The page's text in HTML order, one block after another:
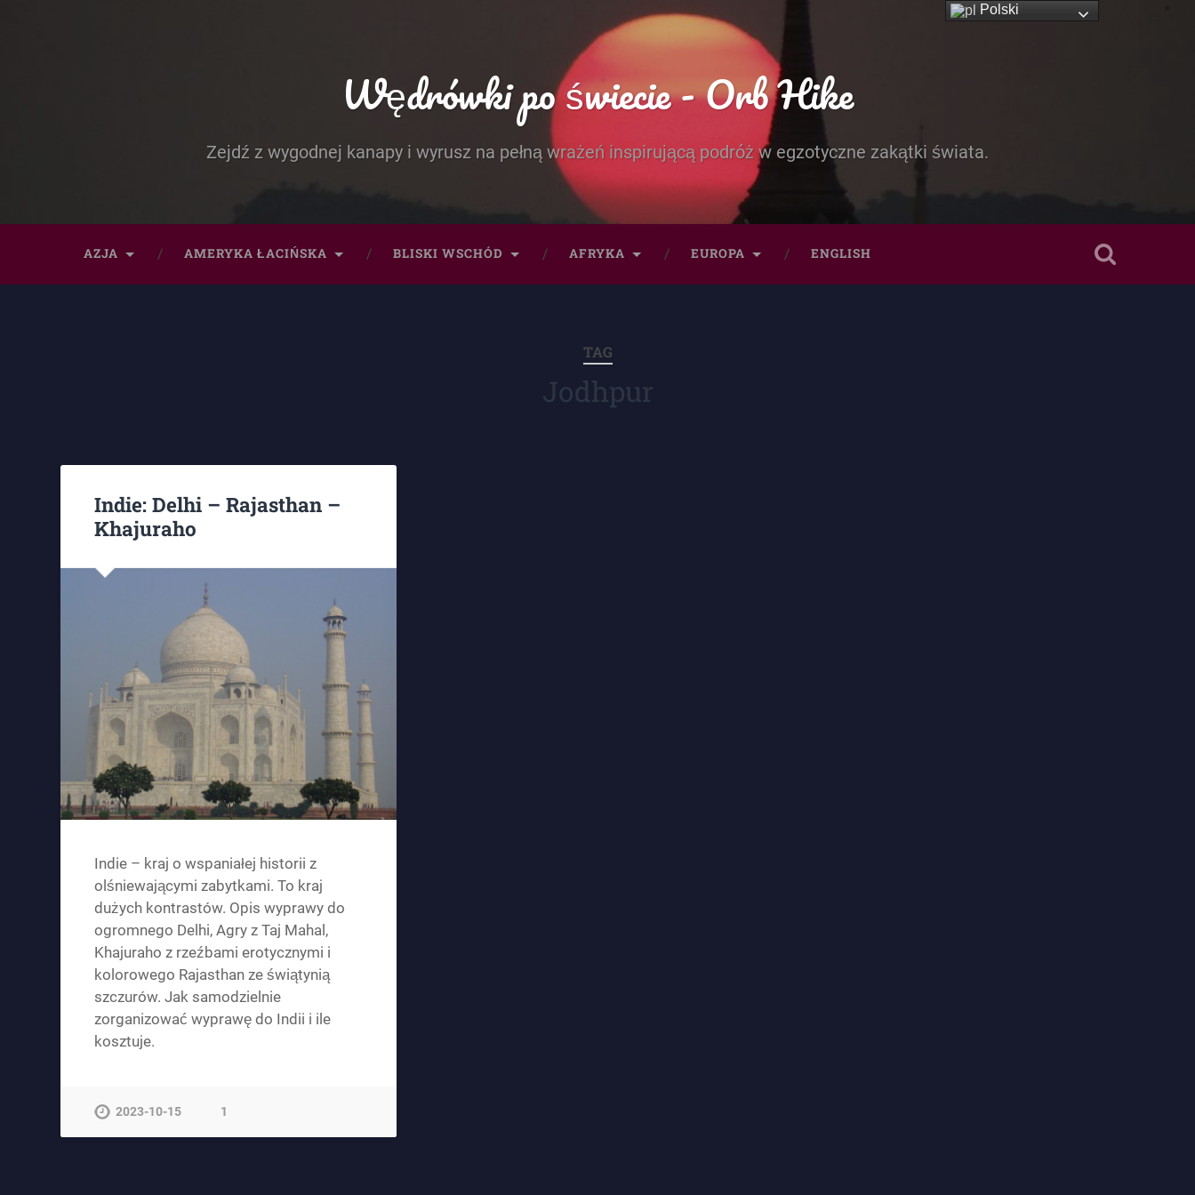
Wędrówki po świecie - Orb Hike
Zejdź z wygodnej kanapy i wyrusz na pełną wrażeń inspirującą podróż w egzotyczne zakątki świata.
AZJA AMERYKA ŁACIŃSKA BLISKI WSCHÓD AFRYKA EUROPA ENGLISH
TAG
Jodhpur
Indie: Delhi – Rajasthan –
Khajuraho
Indie – kraj o wspaniałej historii z
olśniewającymi zabytkami. To kraj
dużych kontrastów. Opis wyprawy do
ogromnego Delhi, Agry z Taj Mahal,
Khajuraho z rzeźbami erotycznymi i
kolorowego Rajasthan ze świątynią
szczurów. Jak samodzielnie
zorganizować wyprawę do Indii i ile
kosztuje.
2023-10-15 1
Polski